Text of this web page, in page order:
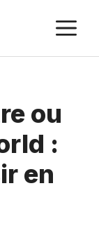
ou
:
en